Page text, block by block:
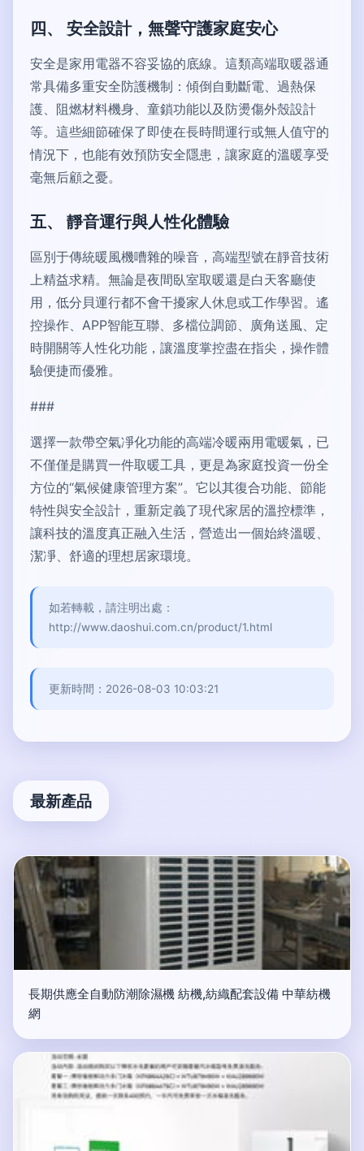
四、 安全設計，無聲守護家庭安心
安全是家用電器不容妥協的底線。這類高端取暖器通
常具備多重安全防護機制：傾倒自動斷電、過熱保
護、阻燃材料機身、童鎖功能以及防燙傷外殼設計
等。這些細節確保了即使在長時間運行或無人值守的
情況下，也能有效預防安全隱患，讓家庭的溫暖享受
毫無后顧之憂。
五、 靜音運行與人性化體驗
區別于傳統暖風機嘈雜的噪音，高端型號在靜音技術
上精益求精。無論是夜間臥室取暖還是白天客廳使
用，低分貝運行都不會干擾家人休息或工作學習。遙
控操作、APP智能互聯、多檔位調節、廣角送風、定
時開關等人性化功能，讓溫度掌控盡在指尖，操作體
驗便捷而優雅。
###
選擇一款帶空氣凈化功能的高端冷暖兩用電暖氣，已
不僅僅是購買一件取暖工具，更是為家庭投資一份全
方位的“氣候健康管理方案”。它以其復合功能、節能
特性與安全設計，重新定義了現代家居的溫控標準，
讓科技的溫度真正融入生活，營造出一個始終溫暖、
潔凈、舒適的理想居家環境。
如若轉載，請注明出處：
http://www.daoshui.com.cn/product/1.html
更新時間：2026-08-03 10:03:21
最新產品
長期供應全自動防潮除濕機 紡機,紡織配套設備 中華紡機
網